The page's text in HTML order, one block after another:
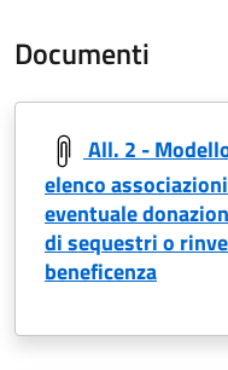
Documenti
All. 2 -
elenco
eventuale
di sequestri o
beneficenza